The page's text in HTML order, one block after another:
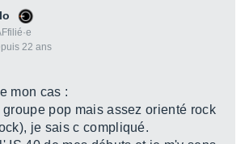
22 ans
mon cas :
pop mais assez orienté rock
je sais c compliqué.